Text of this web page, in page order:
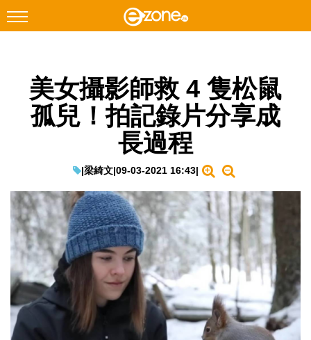
Facebook Instagram
科技焦點
教學評測
EduTech
IT Times
生成式AI與雲端應用
Enterprise Digital Transformation
特集
美女攝影師救 4 隻松鼠
孤兒！拍記錄片分享成
長過程
|梁綺文|09-03-2021 16:43|